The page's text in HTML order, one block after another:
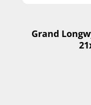
Grand